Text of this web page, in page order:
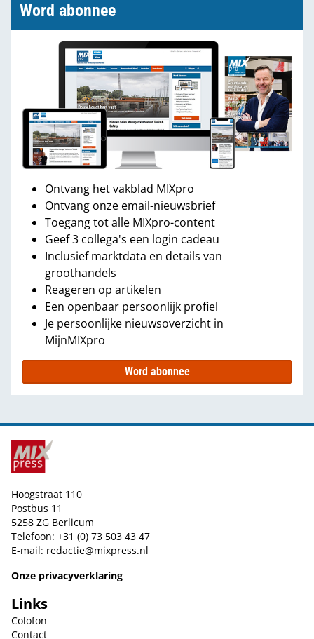
Word abonnee
Ontvang het vakblad MIXpro
Ontvang onze email-nieuwsbrief
Toegang tot alle MIXpro-content
Geef 3 collega's een login cadeau
Inclusief marktdata en details van
groothandels
Reageren op artikelen
Een openbaar persoonlijk profiel
Je persoonlijke nieuwsoverzicht in
MijnMIXpro
Word abonnee
Hoogstraat 110
Postbus 11
5258 ZG Berlicum
Telefoon: +31 (0) 73 503 43 47
E-mail: redactie@mixpress.nl
Onze privacyverklaring
Links
Colofon
Contact